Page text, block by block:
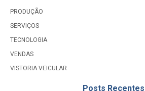
PRODUÇÃO
SERVIÇOS
TECNOLOGIA
VENDAS
VISTORIA VEICULAR
Posts Recentes